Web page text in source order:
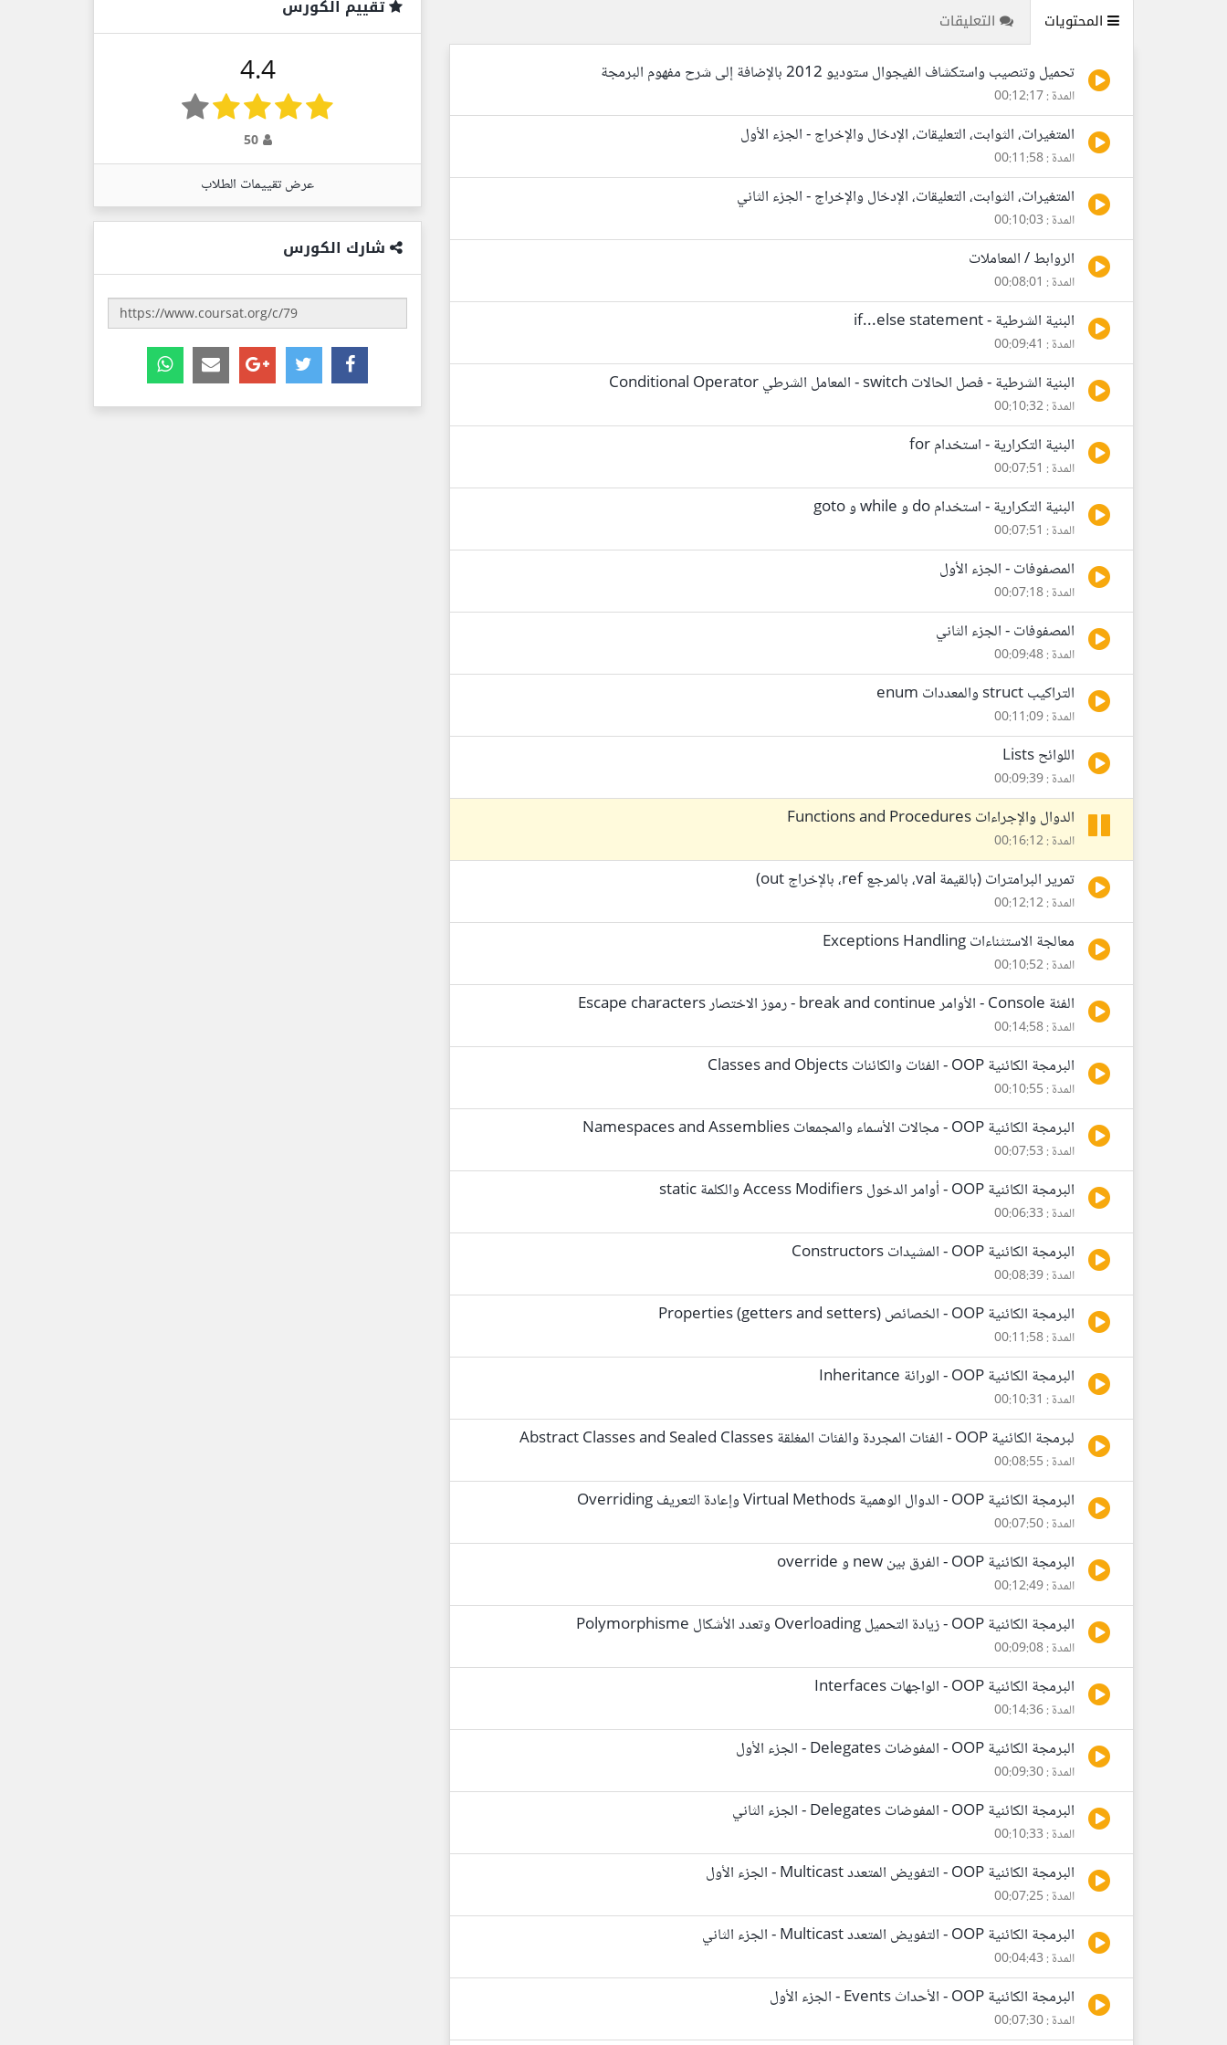
المحتويات التعليقات
تحميل وتنصيب واستكشاف الفيجوال ستوديو 2012 بالإضافة إلى شرح مفهوم البرمجة
المدة : 00:12:17
المتغيرات، الثوابت، التعليقات، الإدخال والإخراج - الجزء الأول
المدة : 00:11:58
المتغيرات، الثوابت، التعليقات، الإدخال والإخراج - الجزء الثاني
المدة : 00:10:03
الروابط / المعاملات
المدة : 00:08:01
البنية الشرطية - if...else statement
المدة : 00:09:41
البنية الشرطية - فصل الحالات switch - المعامل الشرطي Conditional Operator
المدة : 00:10:32
البنية التكرارية - استخدام for
المدة : 00:07:51
البنية التكرارية - استخدام do و while و goto
المدة : 00:07:51
المصفوفات - الجزء الأول
المدة : 00:07:18
المصفوفات - الجزء الثاني
المدة : 00:09:48
التراكيب struct والمعددات enum
المدة : 00:11:09
اللوائح Lists
المدة : 00:09:39
الدوال والإجراءات Functions and Procedures
المدة : 00:16:12
تمرير البرامترات (بالقيمة val، بالمرجع ref، بالإخراج out)
المدة : 00:12:12
معالجة الاستثناءات Exceptions Handling
المدة : 00:10:52
الفئة Console - الأوامر break and continue - رموز الاختصار Escape characters
المدة : 00:14:58
البرمجة الكائنية OOP - الفئات والكائنات Classes and Objects
المدة : 00:10:55
البرمجة الكائنية OOP - مجالات الأسماء والمجمعات Namespaces and Assemblies
المدة : 00:07:53
البرمجة الكائنية OOP - أوامر الدخول Access Modifiers والكلمة static
المدة : 00:06:33
البرمجة الكائنية OOP - المشيدات Constructors
المدة : 00:08:39
البرمجة الكائنية OOP - الخصائص Properties (getters and setters)
المدة : 00:11:58
البرمجة الكائنية OOP - الورائة Inheritance
المدة : 00:10:31
لبرمجة الكائنية OOP - الفئات المجردة والفئات المغلقة Abstract Classes and Sealed Classes
المدة : 00:08:55
البرمجة الكائنية OOP - الدوال الوهمية Virtual Methods وإعادة التعريف Overriding
المدة : 00:07:50
البرمجة الكائنية OOP - الفرق بين new و override
المدة : 00:12:49
البرمجة الكائنية OOP - زيادة التحميل Overloading وتعدد الأشكال Polymorphisme
المدة : 00:09:08
البرمجة الكائنية OOP - الواجهات Interfaces
المدة : 00:14:36
البرمجة الكائنية OOP - المفوضات Delegates - الجزء الأول
المدة : 00:09:30
البرمجة الكائنية OOP - المفوضات Delegates - الجزء الثاني
المدة : 00:10:33
البرمجة الكائنية OOP - التفويض المتعدد Multicast - الجزء الأول
المدة : 00:07:25
البرمجة الكائنية OOP - التفويض المتعدد Multicast - الجزء الثاني
المدة : 00:04:43
البرمجة الكائنية OOP - الأحداث Events - الجزء الأول
المدة : 00:07:30
تقييم الكورس
4.4
50
عرض تقييمات الطلاب
شارك الكورس